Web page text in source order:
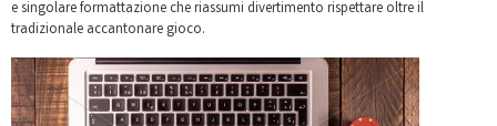
e singolare formattazione che riassumi divertimento rispettare oltre il
tradizionale accantonare gioco.